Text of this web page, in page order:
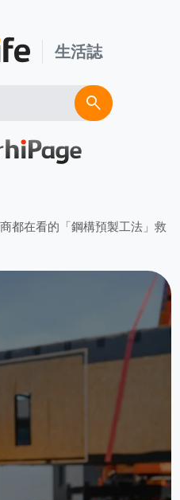
生活誌
search
都在看的「鋼構預製工法」救